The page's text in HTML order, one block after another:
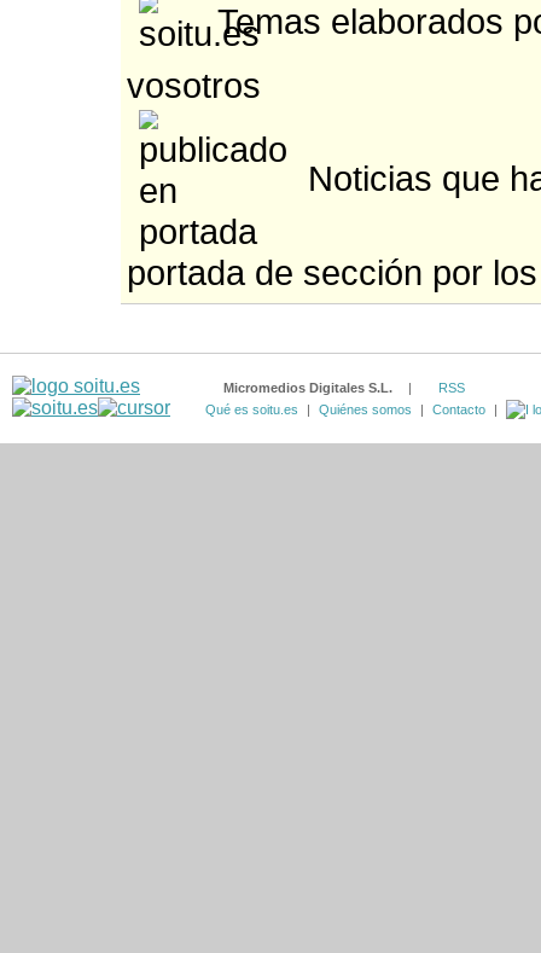
Temas elaborados
vosotros
Noticias que
portada de sección por
Micromedios Digitales S.L.
RSS
Qué es soitu.es
Quiénes somos Contacto